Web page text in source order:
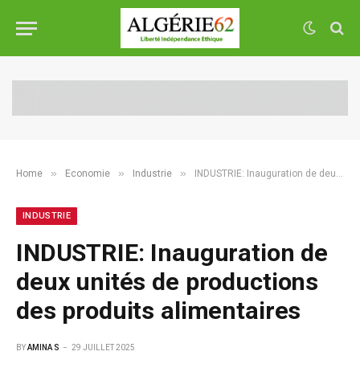
Home » Economie » Industrie » INDUSTRIE: Inauguration de deux unités de productions des produits alimentaires
INDUSTRIE
INDUSTRIE: Inauguration de
deux unités de productions
des produits alimentaires
BYAMINA S 29 JUILLET 2025